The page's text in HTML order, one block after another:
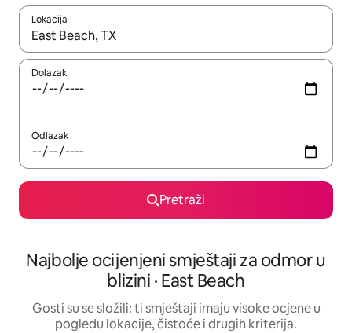
Lokacija
Kada budu dostupni rezultati, moći ćete ih pregledati
Dolazak
Odlazak
Pretraži
Najbolje ocijenjeni smještaji za odmor u
blizini · East Beach
Gosti su se složili: ti smještaji imaju visoke ocjene u
pogledu lokacije, čistoće i drugih kriterija.